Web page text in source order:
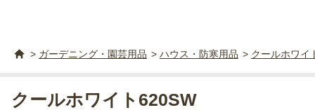
> ガーデニング・園芸用品 > ハウス・防寒用品 > クールホワイ
クールホワイト620SW